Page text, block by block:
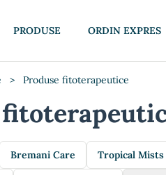
PRODUSE ORDIN EXPRES
> Produse fitoterapeutice
Bremani Care Tropical Mists